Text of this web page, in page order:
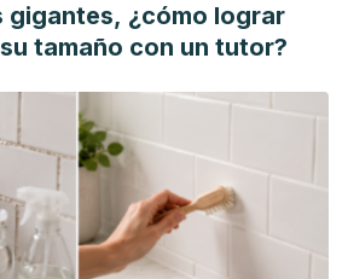
gigantes, ¿cómo lograr
tamaño con un tutor?